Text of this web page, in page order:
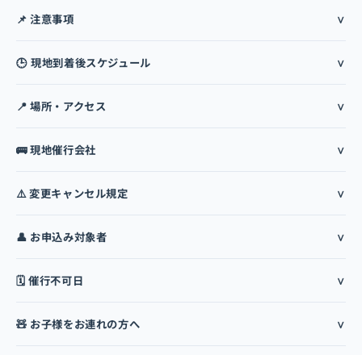
📌 注意事項
🕒 現地到着後スケジュール
📍 場所・アクセス
🚌 現地催行会社
⚠️ 変更キャンセル規定
👤 お申込み対象者
🗓️ 催行不可日
🧸 お子様をお連れの方へ